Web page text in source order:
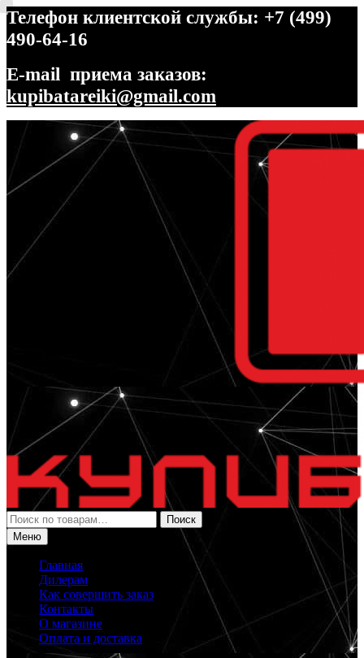
Телефон клиентской службы: +7 (499)
490-64-16
E-mail приема заказов:
kupibatareiki@gmail.com
Перейти
навигации
Перейти
содержимому
Искать:
Поиск
Меню
Главная
Дилерам
Как совершить заказ
Контакты
О магазине
Оплата и доставка